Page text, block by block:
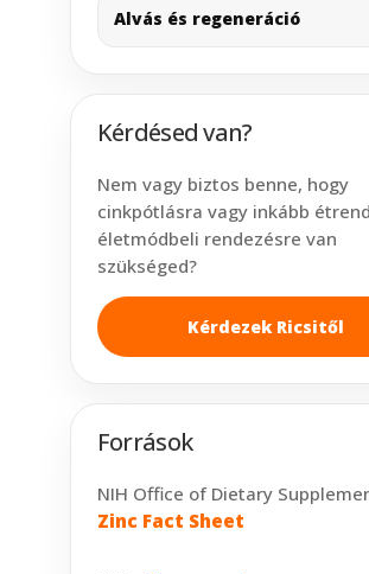
Alvás és regeneráció
Kérdésed van?
Nem vagy biztos benne, hogy
cinkpótlásra vagy inkább
életmódbeli rendezésre van
szükséged?
Kérdezek Ricsitől
Források
NIH Office of Dietary
Zinc Fact Sheet